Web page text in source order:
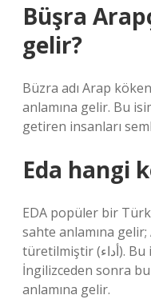
Büşra
gelir?
Büzra adı Arap
anlamına gelir. Bu
getiren insanları
Eda hangi
EDA popüler bir Türk
sahte anlamına
türetilmiştir (أداء). Bu isim eski İskandinav’da ve eski
İngilizceden sonra
anlamına gelir.